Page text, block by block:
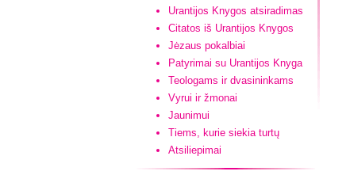
Urantijos Knygos atsiradimas
Citatos iš Urantijos Knygos
Jėzaus pokalbiai
Patyrimai su Urantijos Knyga
Teologams ir dvasininkams
Vyrui ir žmonai
Jaunimui
Tiems, kurie siekia turtų
Atsiliepimai